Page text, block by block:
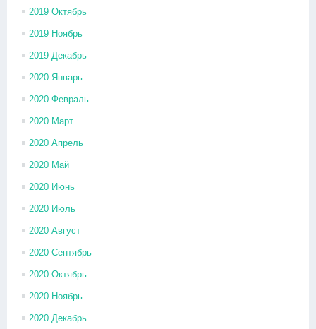
2019 Октябрь
2019 Ноябрь
2019 Декабрь
2020 Январь
2020 Февраль
2020 Март
2020 Апрель
2020 Май
2020 Июнь
2020 Июль
2020 Август
2020 Сентябрь
2020 Октябрь
2020 Ноябрь
2020 Декабрь